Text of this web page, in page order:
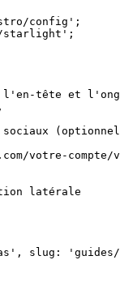
config ' ;
starlight ' ;
tête et
,
votre-
latérale
' , slug: '